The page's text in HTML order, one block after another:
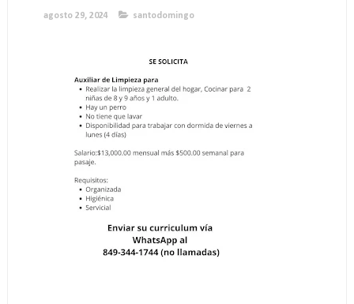
agosto 29, 2024 santodomingo